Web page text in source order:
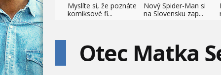
Myslíte si, že poznáte
komiksové fi...
Nový Spider-Man si
na Slovensku zap...
Otec Matka